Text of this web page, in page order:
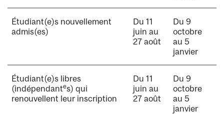
Étudiant(e)s nouvellement
admis(es)
Du 11
juin au
27 août
Du 9
octobre
au 5
janvier
Étudiant(e)s libres
(indépendantes) qui
renouvellent leur inscription
Du 11
juin au
27 août
Du 9
octobre
au 5
janvier